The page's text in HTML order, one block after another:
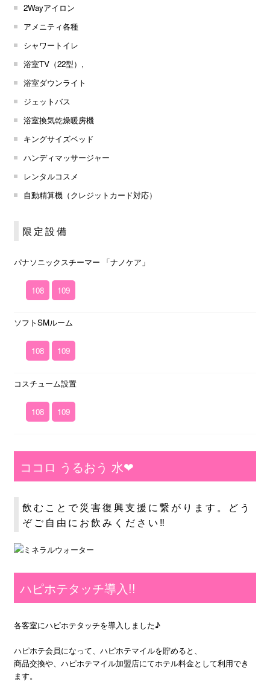
2Wayアイロン
アメニティ各種
シャワートイレ
浴室TV（22型）,
浴室ダウンライト
ジェットバス
浴室換気乾燥暖房機
キングサイズベッド
ハンディマッサージャー
レンタルコスメ
自動精算機（クレジットカード対応）
限定設備
パナソニックスチーマー 「ナノケア」
108 109
ソフトSMルーム
108 109
コスチューム設置
108 109
ココロ うるおう 水❤
飲むことで災害復興支援に繋がります。どう
ぞご自由にお飲みください‼
ハピホテタッチ導入!!
各客室にハピホテタッチを導入しました♪
ハピホテ会員になって、ハピホテマイルを貯めると、
商品交換や、ハピホテマイル加盟店にてホテル料金として利用でき
ます。